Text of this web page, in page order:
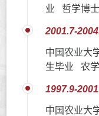
业 哲学博
2001.7-
中国农业大
生毕业 农
1997.9-
中国农业大